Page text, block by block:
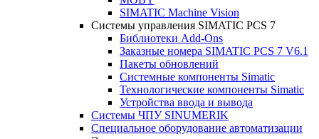
SIMATIC Machine Vision
Системы управления SIMATIC PCS 7
Библиотеки Add-Ons
Заказные номера SIMATIC PCS 7 V6.1
Пакеты обновлений
Системные компоненты Simatic
Технологические компоненты Simatic
Устройства ввода и вывода
Системы ЧПУ SINUMERIK
Специальное оборудование автоматизации